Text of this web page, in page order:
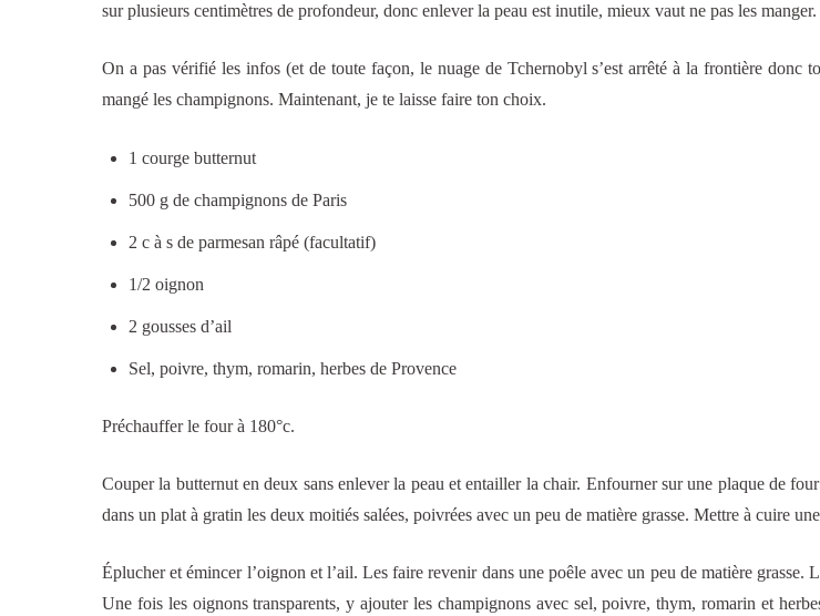
sur plusieurs centimètres de profondeur, donc enlever la peau est inutile, mieux vaut ne pas les manger.
On a pas vérifié les infos (et de toute façon, le nuage de Tchernobyl s’est arrêté à la frontière donc
mangé les champignons. Maintenant, je te laisse faire ton choix.
1 courge butternut
500 g de champignons de Paris
2 c à s de parmesan râpé (facultatif)
1/2 oignon
2 gousses d’ail
Sel, poivre, thym, romarin, herbes de Provence
Préchauffer le four à 180°c.
Couper la butternut en deux sans enlever la peau et entailler la chair. Enfourner sur une plaque de
dans un plat à gratin les deux moitiés salées, poivrées avec un peu de matière grasse. Mettre à cuire
Éplucher et émincer l’oignon et l’ail. Les faire revenir dans une poêle avec un peu de matière grasse.
Une fois les oignons transparents, y ajouter les champignons avec sel, poivre, thym, romarin et